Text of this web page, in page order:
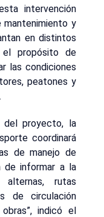
intervención
mantenimiento y
en distintos
propósito de
las condiciones
peatones y
del proyecto, la
coordinará
de manejo de
informar a la
rutas
de circulación
indicó el